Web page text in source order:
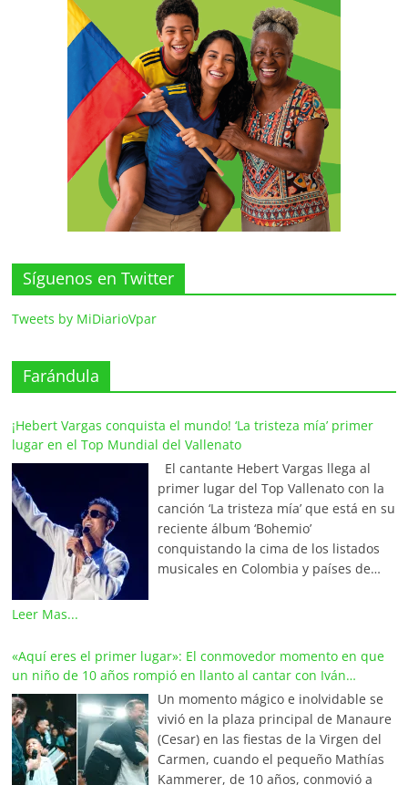
Síguenos en Twitter
Tweets by MiDiarioVpar
Farándula
¡Hebert Vargas conquista el mundo! ‘La tristeza mía’ primer
lugar en el Top Mundial del Vallenato
El cantante Hebert Vargas llega al
primer lugar del Top Vallenato con la
canción ‘La tristeza mía’ que está en su
reciente álbum ‘Bohemio’
conquistando la cima de los listados
musicales en Colombia y países de
lugar de La Red Mundial de Vallenato,
una prestigiosa alianza internacional
periodistas y programadores más
destacados de Colombia, Venezuela,
Ecuador, México, Estados Unidos,
Aruba y el continente europeo. En
Leer Mas...
«Aquí eres el primer lugar»: El conmovedor momento en que
un niño de 10 años rompió en llanto al cantar con Iván
Villazón
Un momento mágico e inolvidable se
vivió en la plaza principal de Manaure
(Cesar) en las fiestas de la Virgen del
Carmen, cuando el pequeño Mathías
Kammerer, de 10 años, conmovió a